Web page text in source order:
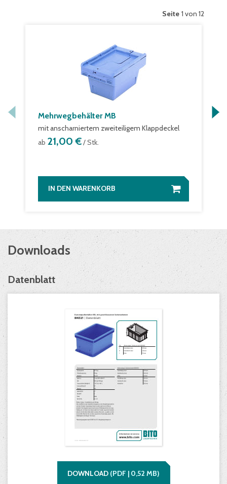
Seite 1 von 12
Mehrwegbehälter MB
mit anscharniertem zweiteiligem Klappdeckel
ab 21,00 €/ Stk.
IN DEN WARENKORB
Downloads
Datenblatt
DOWNLOAD (PDF | 0,52 MB)